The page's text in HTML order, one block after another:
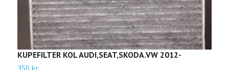
KUPEFILTER KOL AUDI,SEAT,SKODA.VW 2012-
350 kr